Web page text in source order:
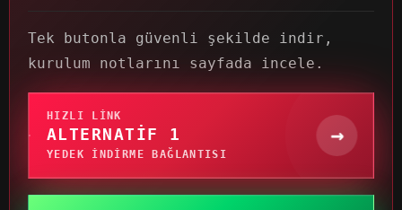
Tek butonla güvenli şekilde indir,
kurulum notlarını sayfada incele.
HIZLI LINK
ALTERNATIF 1
YEDEK INDIRME BAĞLANTISI
→